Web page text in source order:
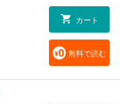
カート
無料で読む